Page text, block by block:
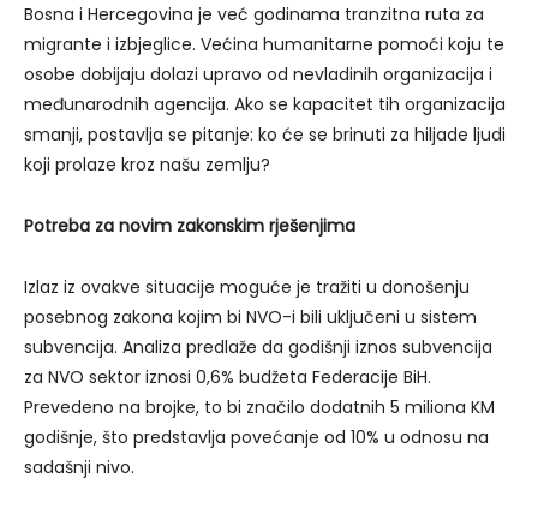
Bosna i Hercegovina je već godinama tranzitna ruta za
migrante i izbjeglice. Većina humanitarne pomoći koju te
osobe dobijaju dolazi upravo od nevladinih organizacija i
međunarodnih agencija. Ako se kapacitet tih organizacija
smanji, postavlja se pitanje: ko će se brinuti za hiljade ljudi
koji prolaze kroz našu zemlju?
Potreba za novim zakonskim rješenjima
Izlaz iz ovakve situacije moguće je tražiti u donošenju
posebnog zakona kojim bi NVO-i bili uključeni u sistem
subvencija. Analiza predlaže da godišnji iznos subvencija
za NVO sektor iznosi 0,6% budžeta Federacije BiH.
Prevedeno na brojke, to bi značilo dodatnih 5 miliona KM
godišnje, što predstavlja povećanje od 10% u odnosu na
sadašnji nivo.